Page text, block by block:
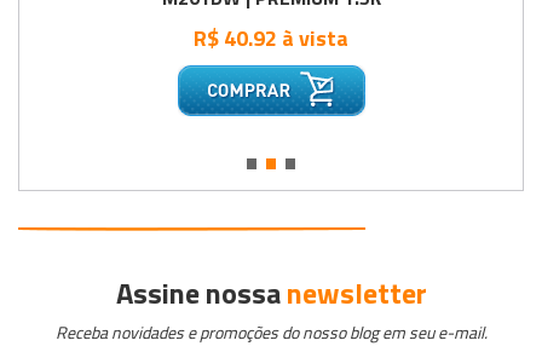
R$ 40.92 à vista
•••
Assine nossanewsletter
Receba novidades e promoções do nosso blog em seu e-mail.